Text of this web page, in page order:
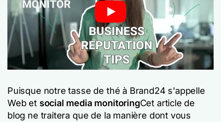
Puisque notre tasse de thé à Brand24 s'appelle
Web et social media monitoringCet article de
blog ne traitera que de la manière dont vous